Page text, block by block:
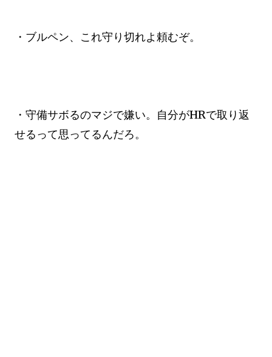
・ブルペン、これ守り切れよ頼むぞ。
・守備サボるのマジで嫌い。自分がHRで取り返
せるって思ってるんだろ。